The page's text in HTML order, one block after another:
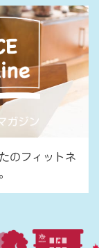
のフィットネ